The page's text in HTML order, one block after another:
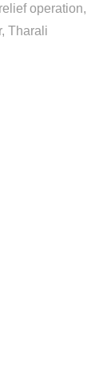
relief operation
Tharali